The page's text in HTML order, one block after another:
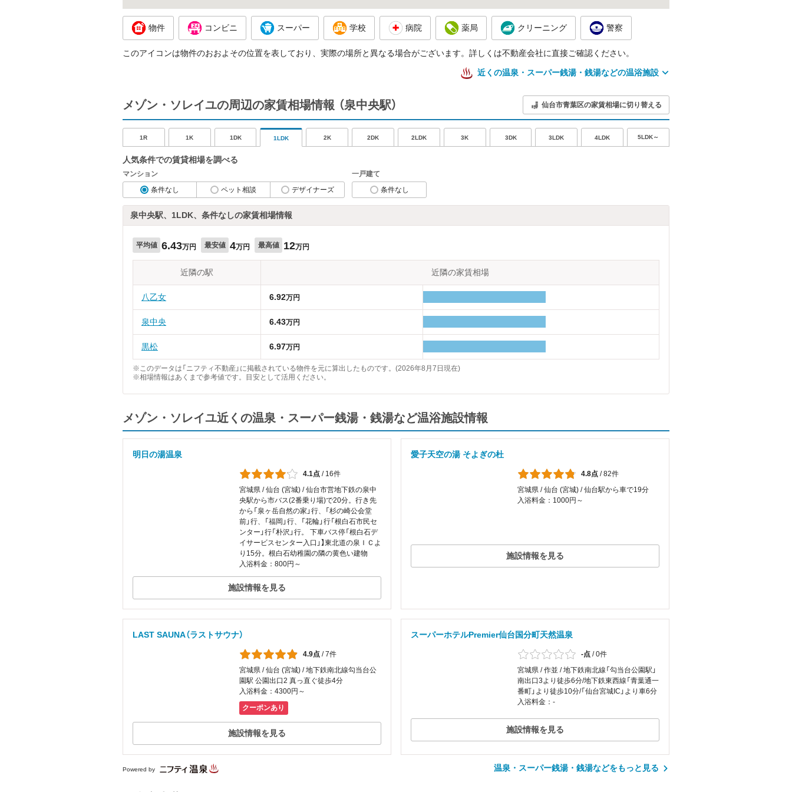
物件 コンビニ スーパー 学校 病院 薬局 クリーニング 警察
このアイコンは物件のおおよその位置を表しており、実際の場所と異なる場合がございます。詳しくは不動産会社に直接ご確認ください。
近くの温泉・スーパー銭湯・銭湯などの温浴施設
メゾン・ソレイユの周辺の家賃相場情報 （泉中央駅） 仙台市青葉区の家賃相場に切り替える
1R 1K 1DK 1LDK 2K 2DK 2LDK 3K 3DK 3LDK 4LDK 5LDK～
人気条件での賃貸相場を調べる
マンション
条件なし
ペット相談 デザイナーズ
一戸建て
条件なし
泉中央駅、1LDK、条件なしの家賃相場情報
平均値 6.43万円 最安値 4万円 最高値 12万円
近隣の駅 近隣の家賃相場
八乙女 6.92万円
泉中央 6.43万円
黒松 6.97万円
※このデータは「ニフティ不動産」に掲載されている物件を元に算出したものです。(2026年8月7日現在)
※相場情報はあくまで参考値です。目安として活用ください。
メゾン・ソレイユ近くの温泉・スーパー銭湯・銭湯など温浴施設情報
明日の湯温泉
4.1点 / 16件
宮城県 / 仙台 (宮城) / 仙台市営地下鉄の泉中
央駅から市バス(2番乗り場)で20分。行き先
から「泉ヶ岳自然の家」行、「杉の崎公会堂
前」行、「福岡」行、「花輪」行「根白石市民セ
ンター」行「朴沢」行。 下車バス停「根白石デ
イサービスセンター入口」】東北道の泉ＩＣよ
り15分。根白石幼稚園の隣の黄色い建物
入浴料金：800円～
施設情報を見る
愛子天空の湯 そよぎの杜
4.8点 /82件
宮城県 / 仙台 (宮城) / 仙台駅から車で19分
入浴料金：1000円～
施設情報を見る
LAST SAUNA（ラストサウナ）
4.9点 /7件
宮城県 / 仙台 (宮城) / 地下鉄南北線勾当台公
園駅 公園出口2 真っ直ぐ徒歩4分
入浴料金：4300円～
クーポンあり
施設情報を見る
スーパーホテルPremier仙台国分町天然温泉
-点 /0件
宮城県 / 作並 / 地下鉄南北線「勾当台公園駅」
南出口3より徒歩6分/地下鉄東西線「青葉通一
番町」より徒歩10分/「仙台宮城IC」より車6分
入浴料金：-
施設情報を見る
Powered by 温泉・スーパー銭湯・銭湯などをもっと見る